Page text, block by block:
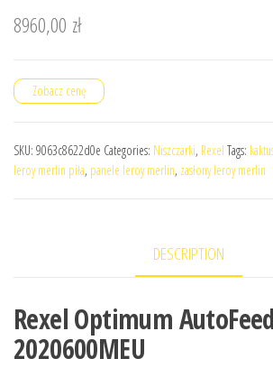
8960,00 zł
Zobacz cenę
SKU: 9063c8622d0e Categories: Niszczarki, Rexel Tags:
leroy merlin piła, panele leroy merlin, zasłony leroy merlin
DESCRIPTION
Rexel Optimum
2020600MEU